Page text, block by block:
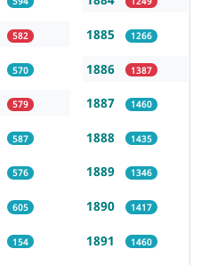
582
570
579
587
576
605
154
1885 1266
1886 1387
1887 1460
1888 1435
1889 1346
1890 1417
1891 1460